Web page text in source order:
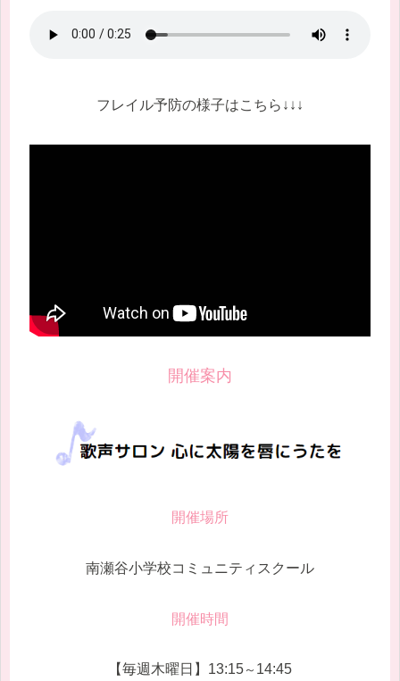
フレイル予防の様子はこちら↓↓↓
開催案内
開催場所
南瀬谷小学校コミュニティスクール
開催時間
【毎週木曜日】13:15～ 14:45